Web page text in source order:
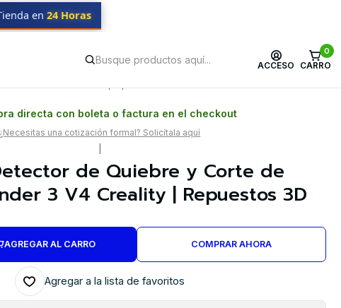
ACCESO
0
CARRO
en 24 Horas
directa con boleta o factura en el checkout
¿Necesitas una cotización formal? Solicítala aquí
de Quiebre y Corte de
3 V4 Creality | Repuestos 3D
AGREGAR AL CARRO COMPRAR AHORA
Agregar a la lista de favoritos